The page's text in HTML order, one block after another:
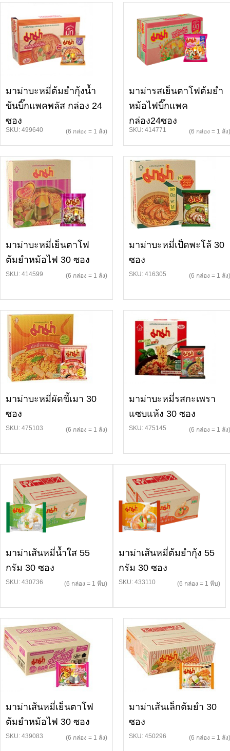
มาม่าบะหมี่ต้มยำกุ้งน้ำ
ข้นบิ๊กแพคพลัส กล่อง 24
ซอง
SKU: 499640 (6 กล่อง = 1 ลัง)
มาม่ารสเย็นตาโฟต้มยำ
หม้อไฟบิ๊กแพค
กล่อง24ซอง
SKU: 414771 (6 กล่อง = 1 ลัง)
มาม่าบะหมี่เย็นตาโฟ
ต้มยำหม้อไฟ 30 ซอง
SKU: 414599 (6 กล่อง = 1 ลัง)
มาม่าบะหมี่เป็ดพะโล้ 30
ซอง
SKU: 416305 (6 กล่อง = 1 ลัง)
มาม่าบะหมี่ผัดขี้เมา 30
ซอง
SKU: 475103 (6 กล่อง = 1 ลัง)
มาม่าบะหมี่รสกะเพรา
แซบแห้ง 30 ซอง
SKU: 475145 (6 กล่อง = 1 ลัง)
มาม่าเส้นหมี่น้ำใส 55
กรัม 30 ซอง
SKU: 430736 (6 กล่อง = 1 หีบ)
มาม่าเส้นหมี่ต้มยำกุ้ง 55
กรัม 30 ซอง
SKU: 433110 (6 กล่อง = 1 หีบ)
มาม่าเส้นหมี่เย็นตาโฟ
ต้มยำหม้อไฟ 30 ซอง
SKU: 439083 (6 กล่อง = 1 ลัง)
มาม่าเส้นเล็กต้มยำ 30
ซอง
SKU: 450296 (6 กล่อง = 1 ลัง)